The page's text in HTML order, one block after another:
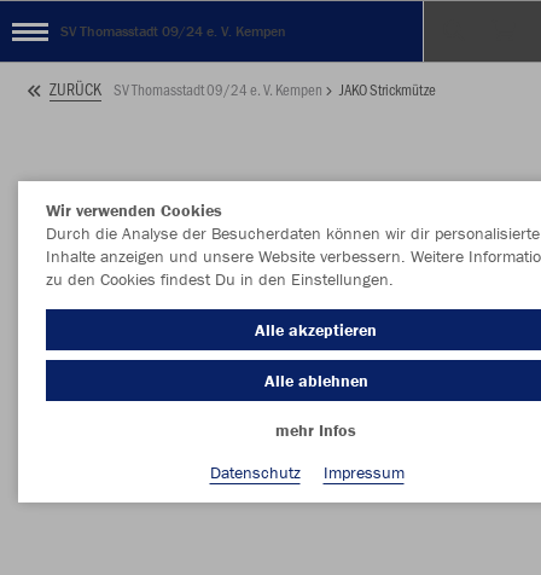
SV Thomasstadt 09/24 e. V. Kempen
ZURÜCK SV Thomasstadt 09/24 e. V. Kempen JAKO Strickmütze
Wir verwenden Cookies
Durch die Analyse der Besucherdaten können wir dir personalisierte
Inhalte anzeigen und unsere Website verbessern. Weitere
zu den Cookies findest Du in den Einstellungen.
Alle akzeptieren
Alle ablehnen
mehr Infos
Datenschutz
Impressum